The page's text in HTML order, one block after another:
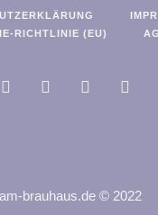
RICHTLINIE (EU)
brauhaus.de © 2022